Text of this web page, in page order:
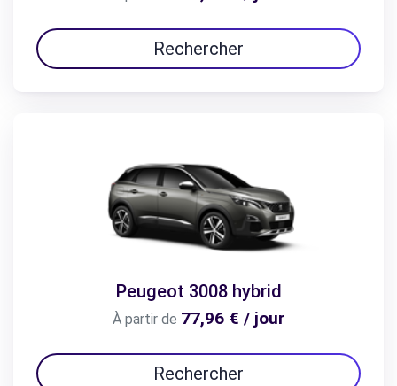
Rechercher
Peugeot 3008 hybrid
À partir de 77,96 € / jour
Rechercher